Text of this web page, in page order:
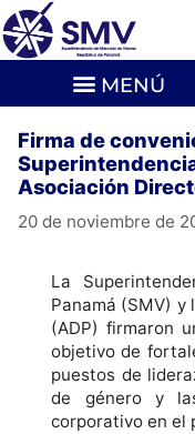
Firma de
Asociación
20 de noviembre de
La
Panamá (SMV) y
(ADP) firmaron
objetivo de
puestos de
de género y
corporativo en el